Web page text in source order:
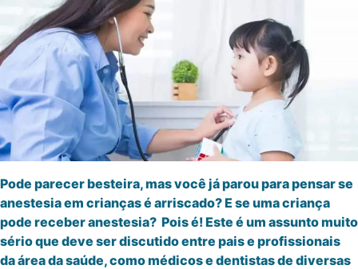
Pode parecer besteira, mas você já parou para pensar se
anestesia em crianças é arriscado? E se uma criança
pode receber anestesia? Pois é! Este é um assunto muito
sério que deve ser discutido entre pais e profissionais
da área da saúde, como médicos e dentistas de diversas